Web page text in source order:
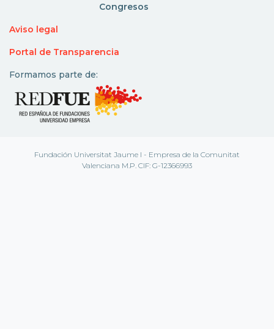
Congresos
Aviso legal
Portal de Transparencia
Formamos parte de:
Fundación Universitat Jaume I - Empresa de la Comunitat
Valenciana M.P. CIF: G-12366993